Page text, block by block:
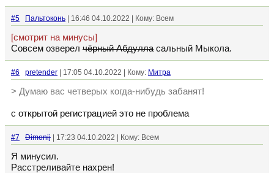
#5 Пальтоконь | 16:46 04.10.2022 | Кому: Всем
[смотрит на минусы]
Совсем озверел чёрный Абдулла сальный Мыкола.
#6 pretender | 17:05 04.10.2022 | Кому: Митра
> Думаю вас четверых когда-нибудь забанят!
с открытой регистрацией это не проблема
#7 Dimonij | 17:23 04.10.2022 | Кому: Всем
Я минусил.
Расстреливайте нахрен!